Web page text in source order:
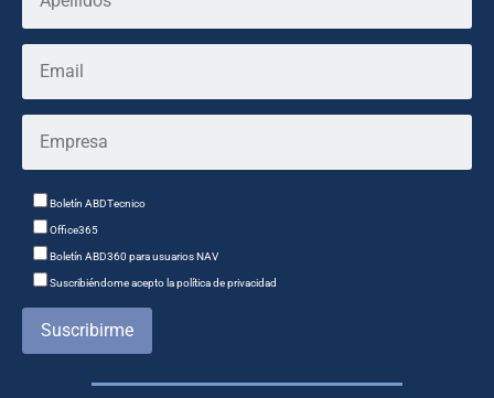
Boletín ABDTecnico
Office365
Boletín ABD360 para usuarios NAV
Suscribiéndome acepto la política de privacidad
Suscribirme